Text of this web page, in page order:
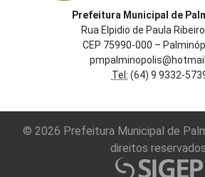
Prefeitura Municipal de
Rua Elpidio de Paula
CEP 75990-000 –
Tel: (64) 9 9332-
© 2026 Prefeitura Municipal de
direitos